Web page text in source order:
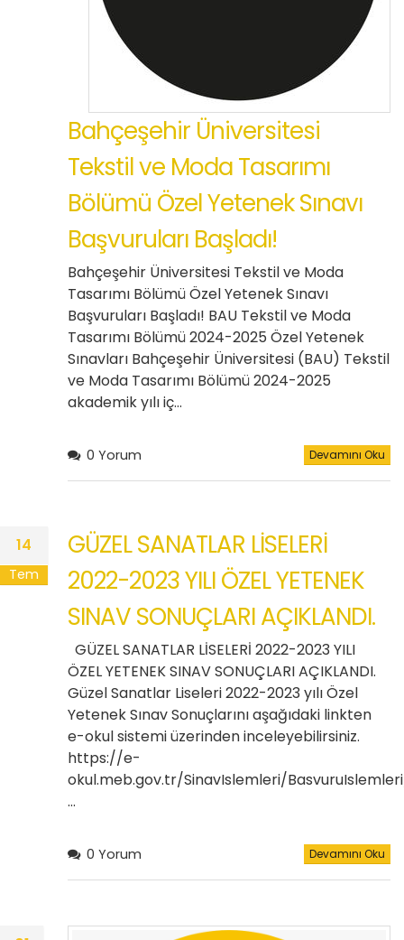
Bahçeşehir Üniversitesi
Tekstil ve Moda Tasarımı
Bölümü Özel Yetenek Sınavı
Başvuruları Başladı!
Bahçeşehir Üniversitesi Tekstil ve Moda
Tasarımı Bölümü Özel Yetenek Sınavı
Başvuruları Başladı! BAU Tekstil ve Moda
Tasarımı Bölümü 2024-2025 Özel Yetenek
Sınavları Bahçeşehir Üniversitesi (BAU) Tekstil
ve Moda Tasarımı Bölümü 2024-2025
akademik yılı iç…
0 Yorum Devamını Oku
14
Tem
GÜZEL SANATLAR LİSELERİ
2022-2023 YILI ÖZEL YETENEK
SINAV SONUÇLARI AÇIKLANDI.
GÜZEL SANATLAR LİSELERİ 2022-2023 YILI
ÖZEL YETENEK SINAV SONUÇLARI AÇIKLANDI.
Güzel Sanatlar Liseleri 2022-2023 yılı Özel
Yetenek Sınav Sonuçlarını aşağıdaki linkten
e-okul sistemi üzerinden inceleyebilirsiniz.
https://e-
okul.meb.gov.tr/SinavIslemleri/BasvuruIslemleri/
…
0 Yorum Devamını Oku